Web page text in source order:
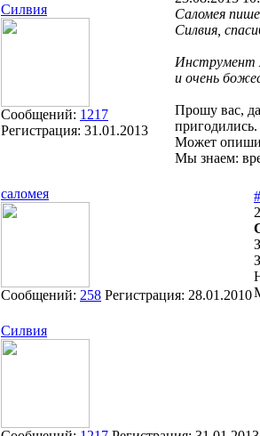
Силвия
Сообщений: 1217
Регистрация: 31.01.2013
Саломея
Силвия,
Инструмент
и очень
Прошу вас,
пригодились.
Может
Мы знаем:
саломея
Сообщений: 258 Регистрация: 28.01.2010
Силвия